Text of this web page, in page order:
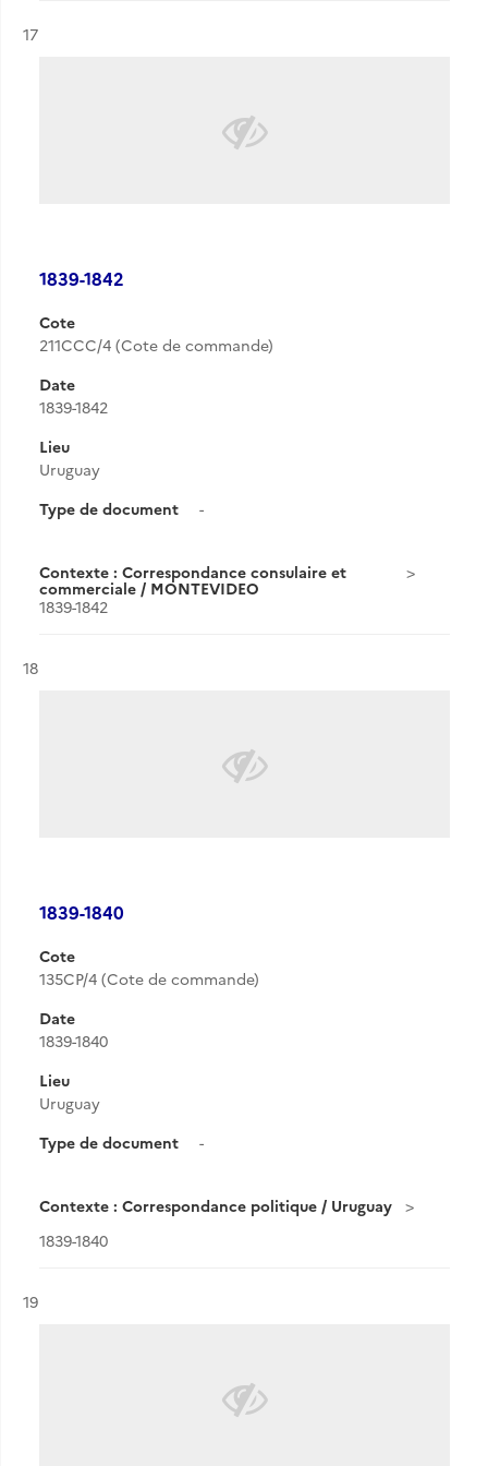
Résultat n°
17
1839-1842
Cote
211CCC/4 (Cote de commande)
Date
1839-1842
Lieu
Uruguay
Type de document
-
Contexte : Correspondance consulaire et
commerciale / MONTEVIDEO
1839-1842
Résultat n°
18
1839-1840
Cote
135CP/4 (Cote de commande)
Date
1839-1840
Lieu
Uruguay
Type de document
-
Contexte : Correspondance politique / Uruguay
1839-1840
Résultat n°
19